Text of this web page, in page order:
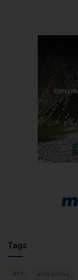
Tags
#F1 anteprima